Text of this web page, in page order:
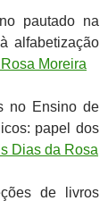
pautado na
alfabetização
Moreira
no Ensino de
papel dos
Dias da Rosa
de livros